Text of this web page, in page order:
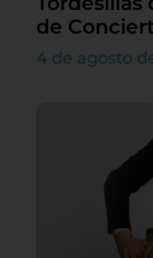
de
4 de agosto